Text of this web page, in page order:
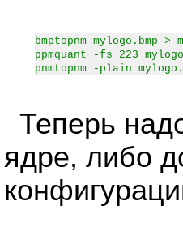
bmptopnm mylogo.bmp >
ppmquant -fs 223
pnmtopnm -plain
Теперь
ядре, либо